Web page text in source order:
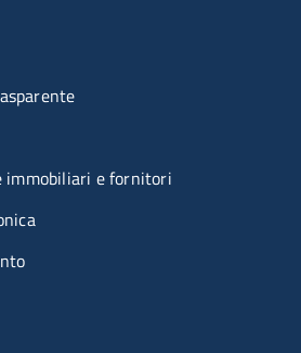
immobiliari e fornitori